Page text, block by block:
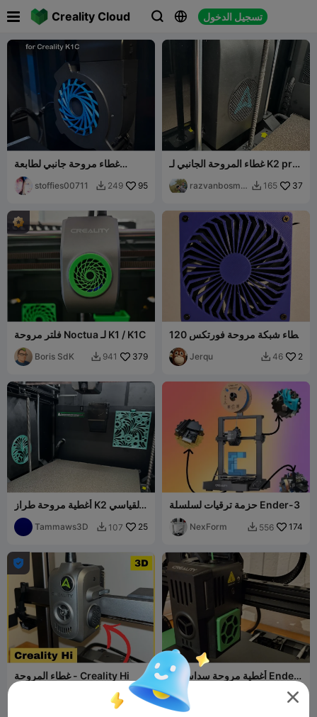
Creality Cloud   تسجيل الدخول
 
غطاء مروحة جانبي لطابعة
Creality K1C
stoffies00711  249 95
غطاء المروحة الجانبي لـ K2 pro
razvanbosma
 165 37
فلتر مروحة Noctua لـ K1 / K1C
Boris SdK  941 379
غطاء شبكة مروحة فورتكس 120
مم
Jerqu  46 2
أغطية مروحة طراز K2 القياسي
بنمط زهري - غير مخصصة لـ K2
Pro أو Plus
Tammaws3D  107 25
حزمة ترقيات لسلسلة Ender-3
NexForm  556 174

غطاء المروحة - Creality Hi
827 377
أغطية مروحة سداسية لـ Ender
3 V3 KE
